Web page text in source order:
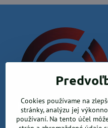
Krea office, s.r.o.
Cookies používame na
stránky, analýzu jej
používaní. Na tento účel